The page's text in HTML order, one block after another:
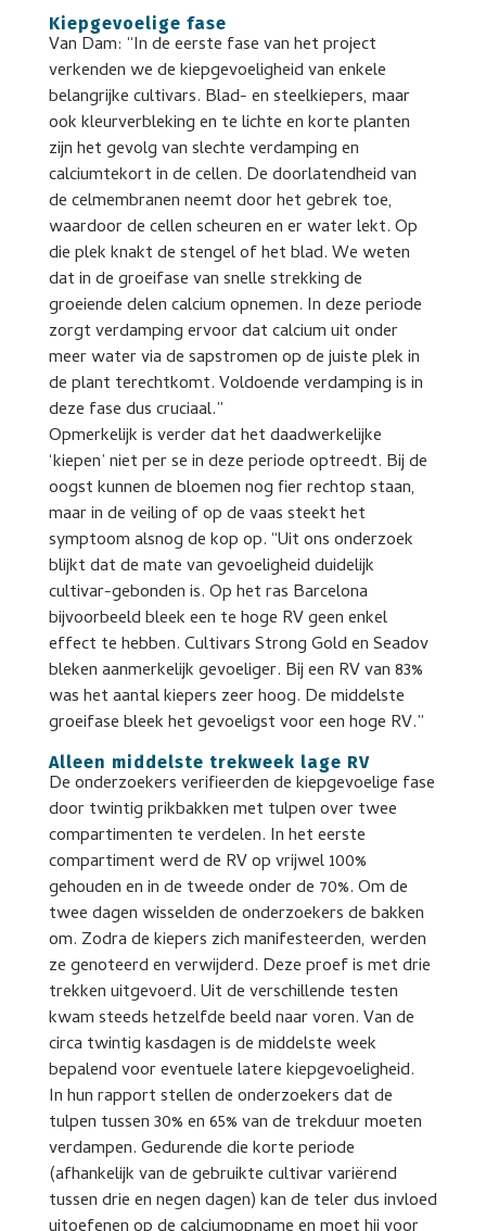
Kiepgevoelige fase
Van Dam: “In de eerste fase van het project
verkenden we de kiepgevoeligheid van enkele
belangrijke cultivars. Blad- en steelkiepers, maar
ook kleurverbleking en te lichte en korte planten
zijn het gevolg van slechte verdamping en
calciumtekort in de cellen. De doorlatendheid van
de celmembranen neemt door het gebrek toe,
waardoor de cellen scheuren en er water lekt. Op
die plek knakt de stengel of het blad. We weten
dat in de groeifase van snelle strekking de
groeiende delen calcium opnemen. In deze periode
zorgt verdamping ervoor dat calcium uit onder
meer water via de sapstromen op de juiste plek in
de plant terechtkomt. Voldoende verdamping is in
deze fase dus cruciaal.”
Opmerkelijk is verder dat het daadwerkelijke
‘kiepen’ niet per se in deze periode optreedt. Bij de
oogst kunnen de bloemen nog fier rechtop staan,
maar in de veiling of op de vaas steekt het
symptoom alsnog de kop op. “Uit ons onderzoek
blijkt dat de mate van gevoeligheid duidelijk
cultivar-gebonden is. Op het ras Barcelona
bijvoorbeeld bleek een te hoge RV geen enkel
effect te hebben. Cultivars Strong Gold en Seadov
bleken aanmerkelijk gevoeliger. Bij een RV van 83%
was het aantal kiepers zeer hoog. De middelste
groeifase bleek het gevoeligst voor een hoge RV.”
Alleen middelste trekweek lage RV
De onderzoekers verifieerden de kiepgevoelige fase
door twintig prikbakken met tulpen over twee
compartimenten te verdelen. In het eerste
compartiment werd de RV op vrijwel 100%
gehouden en in de tweede onder de 70%. Om de
twee dagen wisselden de onderzoekers de bakken
om. Zodra de kiepers zich manifesteerden, werden
ze genoteerd en verwijderd. Deze proef is met drie
trekken uitgevoerd. Uit de verschillende testen
kwam steeds hetzelfde beeld naar voren. Van de
circa twintig kasdagen is de middelste week
bepalend voor eventuele latere kiepgevoeligheid.
In hun rapport stellen de onderzoekers dat de
tulpen tussen 30% en 65% van de trekduur moeten
verdampen. Gedurende die korte periode
(afhankelijk van de gebruikte cultivar variërend
tussen drie en negen dagen) kan de teler dus invloed